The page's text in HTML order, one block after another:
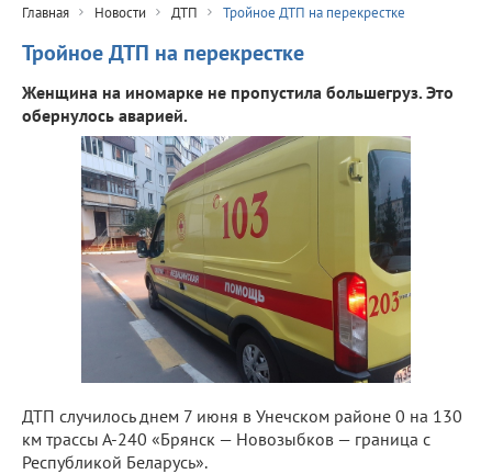
Главная Новости ДТП Тройное ДТП на перекрестке
Тройное ДТП на перекрестке
Женщина на иномарке не пропустила большегруз. Это
обернулось аварией.
ДТП случилось днем 7 июня в Унечском районе 0 на 130
км трассы А-240 «Брянск — Новозыбков — граница с
Республикой Беларусь».